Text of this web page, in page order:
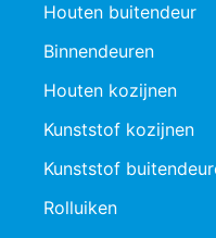
Houten buitendeur
Binnendeuren
Houten kozijnen
Kunststof kozijnen
Kunststof
Rolluiken